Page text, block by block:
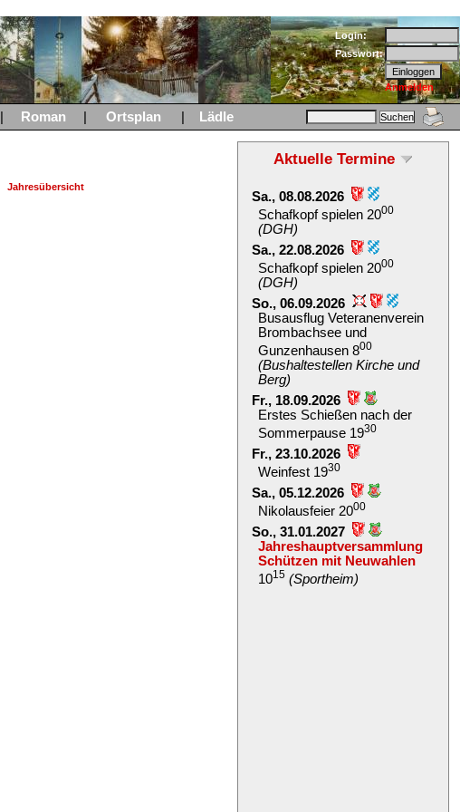
Login:
Passwort:
Anmelden
Roman Ortsplan Lädle
Jahresübersicht
Aktuelle Termine
Sa., 08.08.2026
Schafkopf spielen 2000
(DGH)
Sa., 22.08.2026
Schafkopf spielen 2000
(DGH)
So., 06.09.2026
Busausflug Veteranenverein
Brombachsee und
Gunzenhausen 800
(Bushaltestellen Kirche und
Berg)
Fr., 18.09.2026
Erstes Schießen nach der
Sommerpause 1930
Fr., 23.10.2026
Weinfest 1930
Sa., 05.12.2026
Nikolausfeier 2000
So., 31.01.2027
Jahreshauptversammlung
Schützen mit Neuwahlen
1015 (Sportheim)